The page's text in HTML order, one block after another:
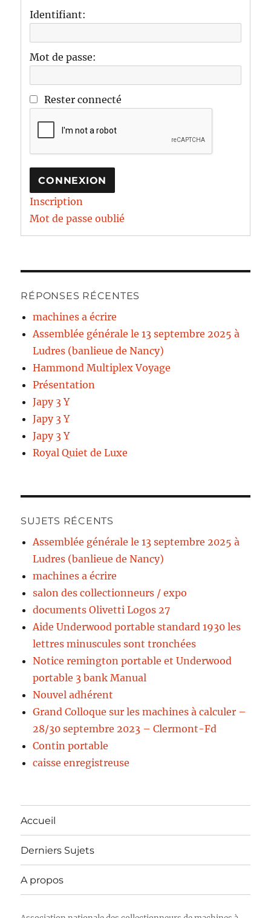
Identifiant:
Mot de passe:
Rester connecté
CONNEXION
Inscription
Mot de passe oublié
RÉPONSES RÉCENTES
machines a écrire
Assemblée générale le 13 septembre 2025 à
Ludres (banlieue de Nancy)
Hammond Multiplex Voyage
Présentation
Japy 3 Y
Japy 3 Y
Japy 3 Y
Royal Quiet de Luxe
SUJETS RÉCENTS
Assemblée générale le 13 septembre 2025 à
Ludres (banlieue de Nancy)
machines a écrire
salon des collectionneurs / expo
documents Olivetti Logos 27
Aide Underwood portable standard 1930 les
lettres minuscules sont tronchées
Notice remington portable et Underwood
portable 3 bank Manual
Nouvel adhérent
Grand Colloque sur les machines à calculer –
28/30 septembre 2023 – Clermont-Fd
Contin portable
caisse enregistreuse
Accueil
Derniers Sujets
A propos